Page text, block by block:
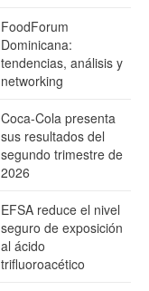
FoodForum
Dominicana:
tendencias, análisis y
networking
Coca-Cola presenta
sus resultados del
segundo trimestre de
2026
EFSA reduce el nivel
seguro de exposición
al ácido
trifluoroacético